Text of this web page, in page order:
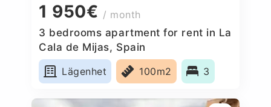
1 950€ / month
3 bedrooms apartment for rent in La
Cala de Mijas, Spain
Lägenhet
100m2 3